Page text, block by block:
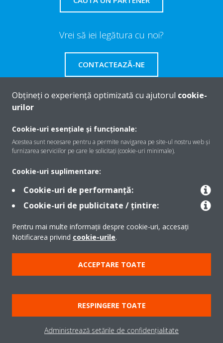
Vrei să iei legătura cu noi?
CONTACTEAZĂ-NE
Despre Daikin
Contact
Produse
Copyright © Daikin
Notă legală
Cookie Notice
Politica de protecție a datelor
Etica corporativă
Termeni şi condiţii
Obțineți o experiență optimizată cu ajutorul cookie-
urilor
Cookie-uri esențiale și funcționale:
Acestea sunt necesare pentru a permite navigarea pe site-ul nostru web și
furnizarea serviciilor pe care le solicitați (cookie-uri minimale).
Cookie-uri suplimentare:
Cookie-uri de performanță:
Cookie-uri de publicitate / țintire:
Pentru mai multe informații despre cookie-uri, accesați
Notificarea privind cookie-urile.
ACCEPTARE TOATE
RESPINGERE TOATE
Administrează setările de confidențialitate